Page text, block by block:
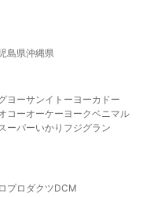
島県沖縄県
ヨーサンイトーヨーカドー
コーオーケー ヨークベニマル
ーパーいかり フジグラン
プロダクツDCM